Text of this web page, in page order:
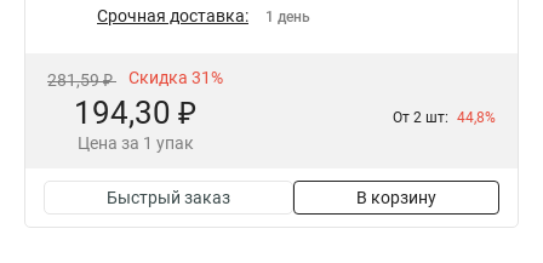
Срочная доставка: 1 день
281,59 ₽ Скидка 31%
194,30 ₽
Цена за 1 упак
От 2 шт: 44,8%
Быстрый заказ В корзину